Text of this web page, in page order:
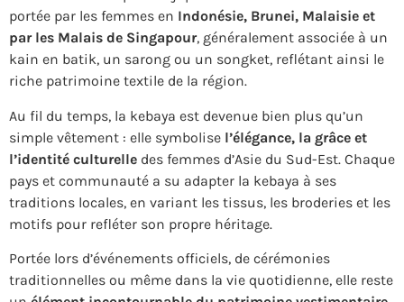
portée par les femmes en Indonésie, Brunei, Malaisie et
par les Malais de Singapour, généralement associée à un
kain en batik, un sarong ou un songket, reflétant ainsi le
riche patrimoine textile de la région.
Au fil du temps, la kebaya est devenue bien plus qu’un
simple vêtement : elle symbolise l’élégance, la grâce et
l’identité culturelle des femmes d’Asie du Sud-Est. Chaque
pays et communauté a su adapter la kebaya à ses
traditions locales, en variant les tissus, les broderies et les
motifs pour refléter son propre héritage.
Portée lors d’événements officiels, de cérémonies
traditionnelles ou même dans la vie quotidienne, elle reste